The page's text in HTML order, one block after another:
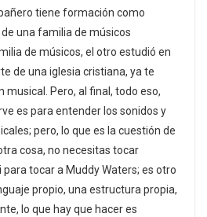
tiene formación como
una familia de músicos
de músicos, el otro estudió en
de una iglesia cristiana, ya te
Pero, al final, todo eso,
es para entender los sonidos y
pero, lo que es la cuestión de
cosa, no necesitas tocar
para tocar a Muddy Waters; es otro
propio, una estructura propia,
lo que hay que hacer es